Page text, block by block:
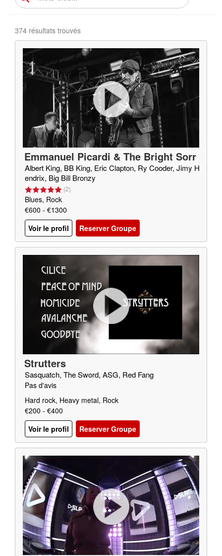
374 résultats trouvés
Emmanuel Picardi & The Bright Sorr
ow
Albert King, BB King, Eric Clapton, Ry Cooder, Jimy H
endrix, Big Bill Bronzy
(2)
Blues, Rock
€600 - €1300
Voir le profil
Reserver Groupe
Strutters
Sasquatch, The Sword, ASG, Red Fang
Pas d'avis
Hard rock, Heavy metal, Rock
€200 - €400
Voir le profil
Reserver Groupe